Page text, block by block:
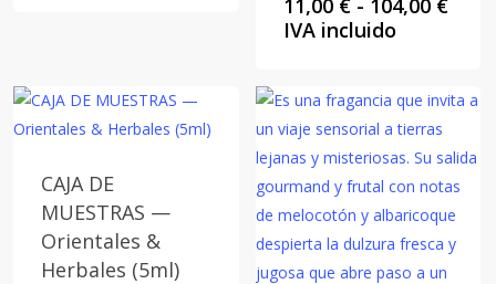
104,00 €
11,00 € - 104,00 €
IVA incluido
CAJA DE
MUESTRAS —
Orientales &
Herbales (5ml)